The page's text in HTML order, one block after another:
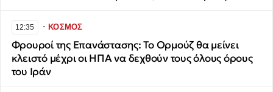
12:35 ∙ΚΟΣΜΟΣ
Φρουροί της Επανάστασης: Το Ορμούζ θα μείνει
κλειστό μέχρι οι ΗΠΑ να δεχθούν τους όλους όρους
του Ιράν